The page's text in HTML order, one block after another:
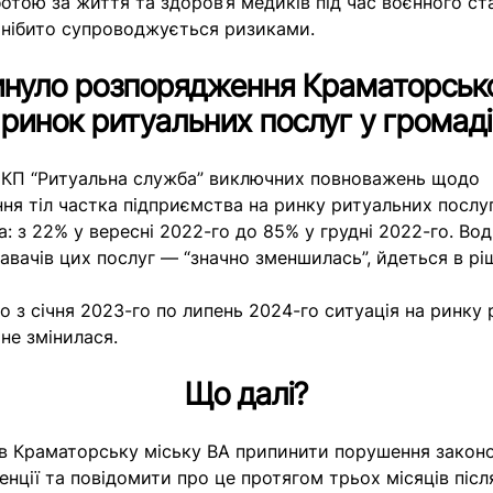
нібито супроводжується ризиками.
розпорядження
ринок ритуальних послуг у громаді
КП “Ритуальна служба” виключних повноважень щодо
тіл частка підприємства на ринку ритуальних
з 22% у вересні 2022-го до 85% у грудні 2022-го.
цих послуг — “значно зменшилась”, йдеться в
січня 2023-го по липень 2024-го ситуація на ринку
змінилася.
Що далі?
Краматорську міську ВА припинити порушення
та повідомити про це протягом трьох місяців